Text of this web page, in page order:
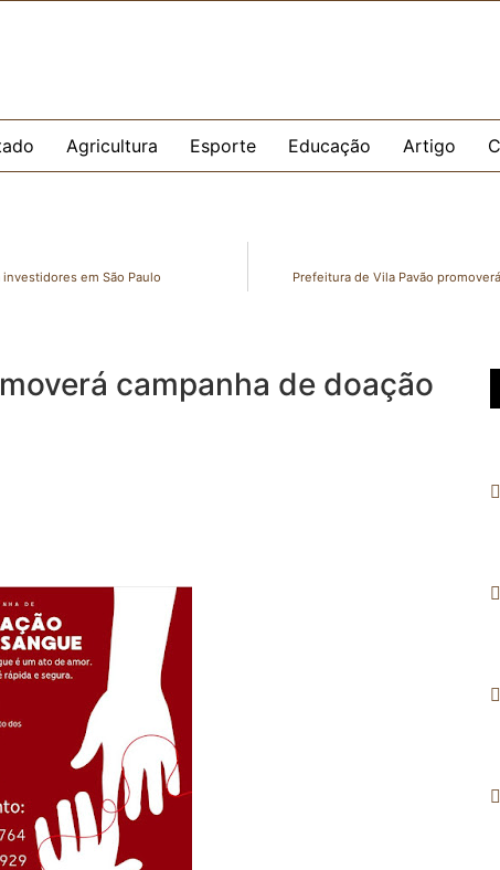
Agricultura Esporte Educação Artigo
em São Paulo Prefeitura de Vila Pavão
campanha de doação